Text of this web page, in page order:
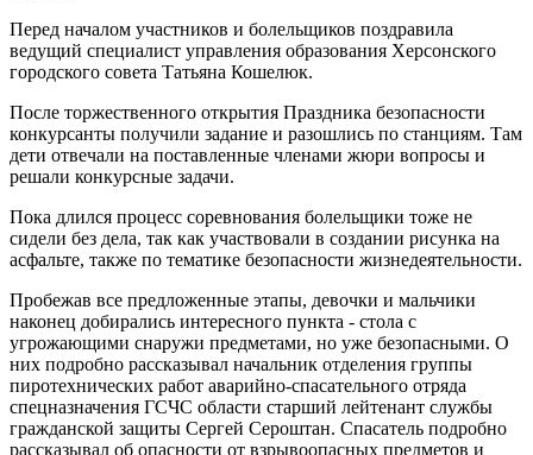
Перед началом участников и болельщиков поздравила
ведущий специалист управления образования Херсонского
городского совета Татьяна Кошелюк.
После торжественного открытия Праздника безопасности
конкурсанты получили задание и разошлись по станциям. Там
дети отвечали на поставленные членами жюри вопросы и
решали конкурсные задачи.
Пока длился процесс соревнования болельщики тоже не
сидели без дела, так как участвовали в создании рисунка на
асфальте, также по тематике безопасности жизнедеятельности.
Пробежав все предложенные этапы, девочки и мальчики
наконец добирались интересного пункта - стола с
угрожающими снаружи предметами, но уже безопасными. О
них подробно рассказывал начальник отделения группы
пиротехнических работ аварийно-спасательного отряда
спецназначения ГСЧС области старший лейтенант службы
гражданской защиты Сергей Сероштан. Спасатель подробно
рассказывал об опасности от взрывоопасных предметов и